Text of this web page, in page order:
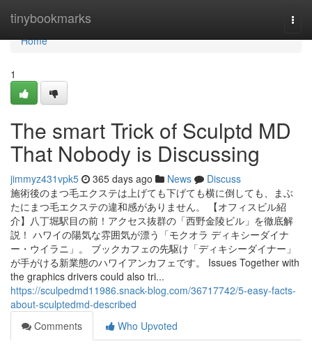
tinybookmarks
Home
Home
1
The smart Trick of Sculptd MD
That Nobody is Discussing
jimmyz431vpk5 365 days ago News
Discuss
施術後のまつ毛エクステは上げても下げても横に倒しても、まぶ
たにまつ毛エクステの違和感がありません。 【オフィスビル紹
介】八丁堀駅目の前！アクセス抜群の「西野金陵ビル」を徹底解
説！ ハワイの陽気な雰囲気が漂う「モクオラ ディキシーダイナ
ー・ウイラニ」。 ブックカフェの先駆け「ディキシーダイナー」
が手がける新業態のハワイアンカフェです。 Issues Together with
the graphics drivers could also tri...
https://sculpedmd11986.snack-blog.com/36717742/5-easy-facts-
about-sculptedmd-described
Comments
Who Upvoted